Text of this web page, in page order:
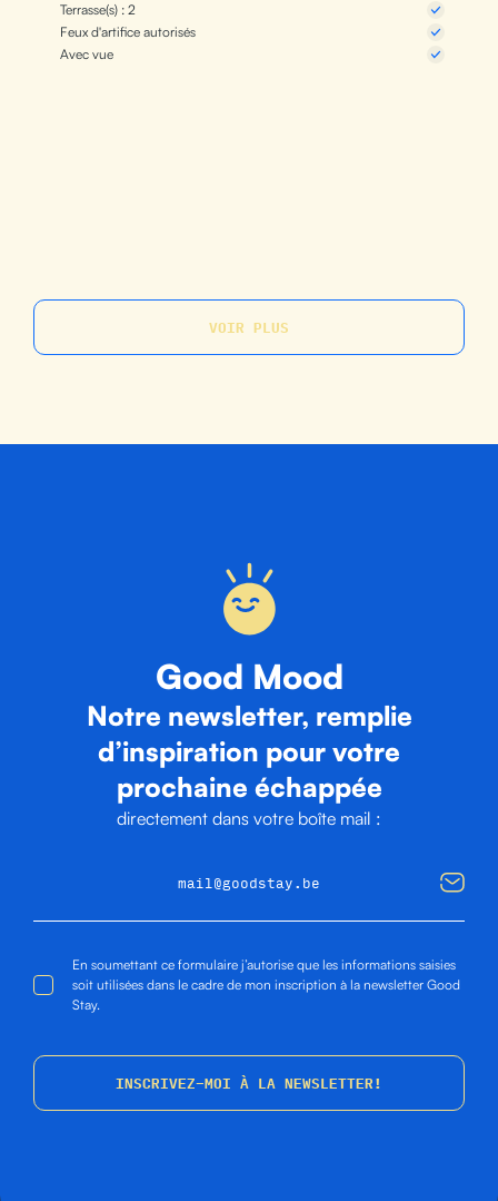
Terrasse(s) : 2
Feux d'artifice autorisés
Avec vue
VOIR PLUS
Good Mood
Notre newsletter, remplie
d’inspiration pour votre
prochaine échappée
directement dans votre boîte mail :
En soumettant ce formulaire j’autorise que les informations saisies
soit utilisées dans le cadre de mon inscription à la newsletter Good
Stay.
INSCRIVEZ-MOI À LA NEWSLETTER!